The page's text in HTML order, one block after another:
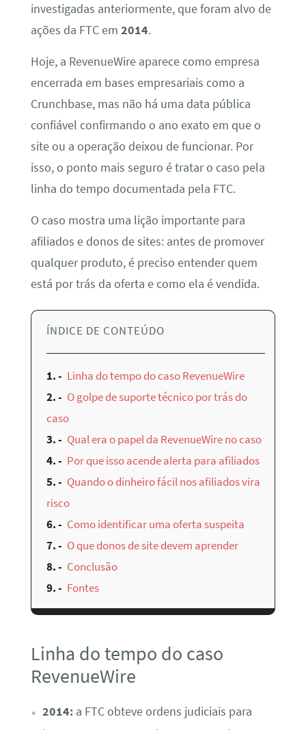
investigadas anteriormente, que foram alvo de
ações da FTC em 2014.
Hoje, a RevenueWire aparece como empresa
encerrada em bases empresariais como a
Crunchbase, mas não há uma data pública
confiável confirmando o ano exato em que o
site ou a operação deixou de funcionar. Por
isso, o ponto mais seguro é tratar o caso pela
linha do tempo documentada pela FTC.
O caso mostra uma lição importante para
afiliados e donos de sites: antes de promover
qualquer produto, é preciso entender quem
está por trás da oferta e como ela é vendida.
ÍNDICE DE CONTEÚDO
1.
Linha do tempo do caso RevenueWire
2.
O golpe de suporte técnico por trás do
caso
3.
Qual era o papel da RevenueWire no caso
4.
Por que isso acende alerta para afiliados
5.
Quando o dinheiro fácil nos afiliados vira
risco
6.
Como identificar uma oferta suspeita
7.
O que donos de site devem aprender
8.
Conclusão
9.
Fontes
Linha do tempo do caso
RevenueWire
2014:a FTC obteve ordens judiciais para